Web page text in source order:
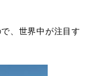
、世界中が注目す